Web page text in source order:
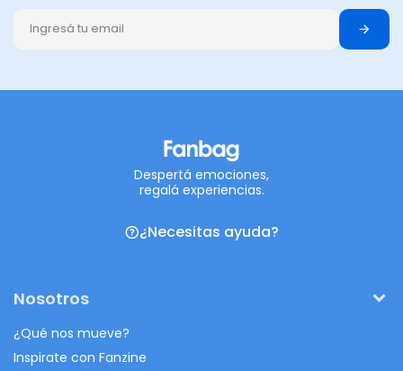
Despertá emociones,
regalá experiencias.
¿Necesitas ayuda?
Nosotros
¿Qué nos mueve?
Inspirate con Fanzine